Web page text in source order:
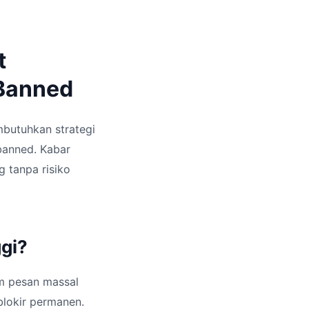
strategi
Kabar
tanpa risiko
pesan massal
permanen.